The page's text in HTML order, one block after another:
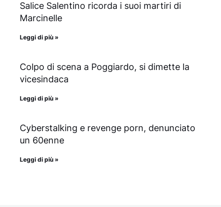
Salice Salentino ricorda i suoi martiri di
Marcinelle
Leggi di più »
Colpo di scena a Poggiardo, si dimette la
vicesindaca
Leggi di più »
Cyberstalking e revenge porn, denunciato
un 60enne
Leggi di più »